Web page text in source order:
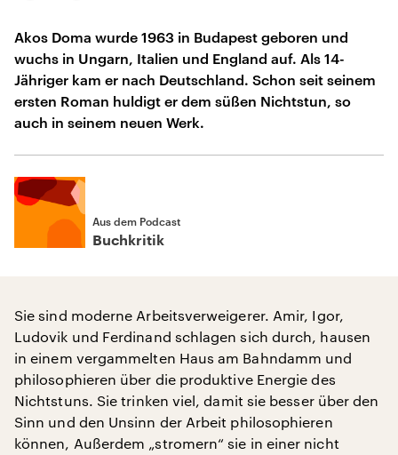
Akos Doma wurde 1963 in Budapest geboren und
wuchs in Ungarn, Italien und England auf. Als 14-
Jähriger kam er nach Deutschland. Schon seit seinem
ersten Roman huldigt er dem süßen Nichtstun, so
auch in seinem neuen Werk.
Aus dem Podcast
Buchkritik
Sie sind moderne Arbeitsverweigerer. Amir, Igor,
Ludovik und Ferdinand schlagen sich durch, hausen
in einem vergammelten Haus am Bahndamm und
philosophieren über die produktive Energie des
Nichtstuns. Sie trinken viel, damit sie besser über den
Sinn und den Unsinn der Arbeit philosophieren
können, Außerdem „stromern“ sie in einer nicht